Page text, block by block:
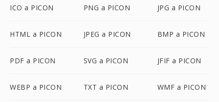
ICO a PICON PNG a PICON JPG a PICON
HTML a PICON JPEG a PICON BMP a PICON
PDF a PICON SVG a PICON JFIF a PICON
WEBP a PICON TXT a PICON WMF a PICON